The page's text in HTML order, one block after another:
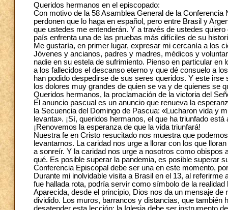
Queridos hermanos en el episcopado:
Con motivo de la 58 Asamblea General de la
perdonen que lo haga en español, pero entre Brasil y
que ustedes me entenderán. Y a través de ustedes
país enfrenta una de las pruebas más difíciles de su
Me gustaría, en primer lugar, expresar mi cercanía a los
Jóvenes y ancianos, padres y madres, médicos y
nadie en su estela de sufrimiento. Pienso en particular
a los fallecidos el descanso eterno y que dé consuelo a
han podido despedirse de sus seres queridos. Y este
los dolores muy grandes de quien se va y de quienes se
Queridos hermanos, la proclamación de la victoria del
El anuncio pascual es un anuncio que renueva la
la Secuencia del Domingo de Pascua: «Lucharon vida y
levanta». ¡Sí, queridos hermanos, el que ha triunfado
¡Renovemos la esperanza de que la vida triunfará!
Nuestra fe en Cristo resucitado nos muestra que
levantarnos. La caridad nos urge a llorar con los que
a sonreír. Y la caridad nos urge a nosotros como obispos
qué. Es posible superar la pandemia, es posible superar
Conferencia Episcopal debe ser una en este momento,
Durante mi inolvidable visita a Brasil en el 13, al
fue hallada rota, podría servir como símbolo de la
Aparecida, desde el principio, Dios nos da un mensaje
dividido. Los muros, barrancos y distancias, que también
desatender esta lección: la Iglesia debe ser instrumento